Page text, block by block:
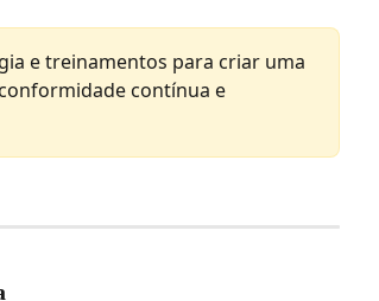
e treinamentos para criar uma
contínua e